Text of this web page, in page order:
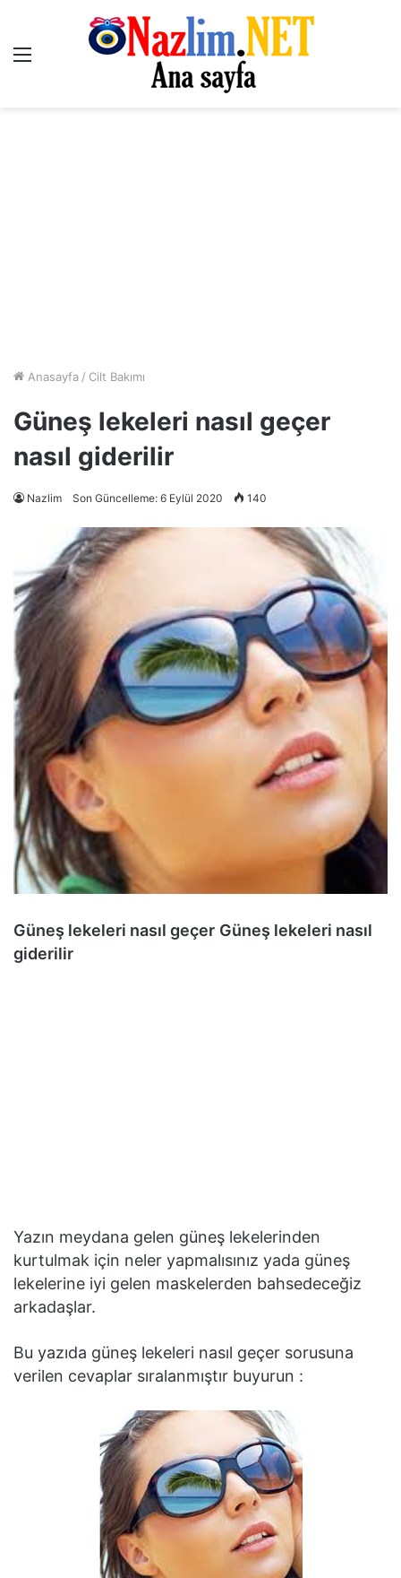
Menü
Anasayfa / Cilt Bakımı
Güneş lekeleri nasıl geçer
nasıl giderilir
Nazlim Son Güncelleme: 6 Eylül 2020 140
Güneş lekeleri nasıl geçer Güneş lekeleri nasıl
giderilir
Yazın meydana gelen güneş lekelerinden
kurtulmak için neler yapmalısınız yada güneş
lekelerine iyi gelen maskelerden bahsedeceğiz
arkadaşlar.
Bu yazıda güneş lekeleri nasıl geçer sorusuna
verilen cevaplar sıralanmıştır buyurun :